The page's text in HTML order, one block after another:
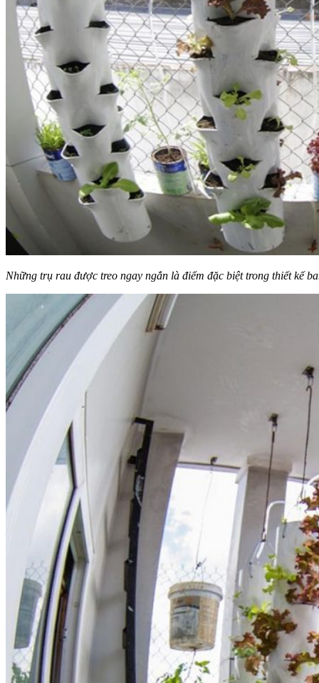
Những trụ rau được treo ngay ngắn là điểm đặc biệt trong thiết kế